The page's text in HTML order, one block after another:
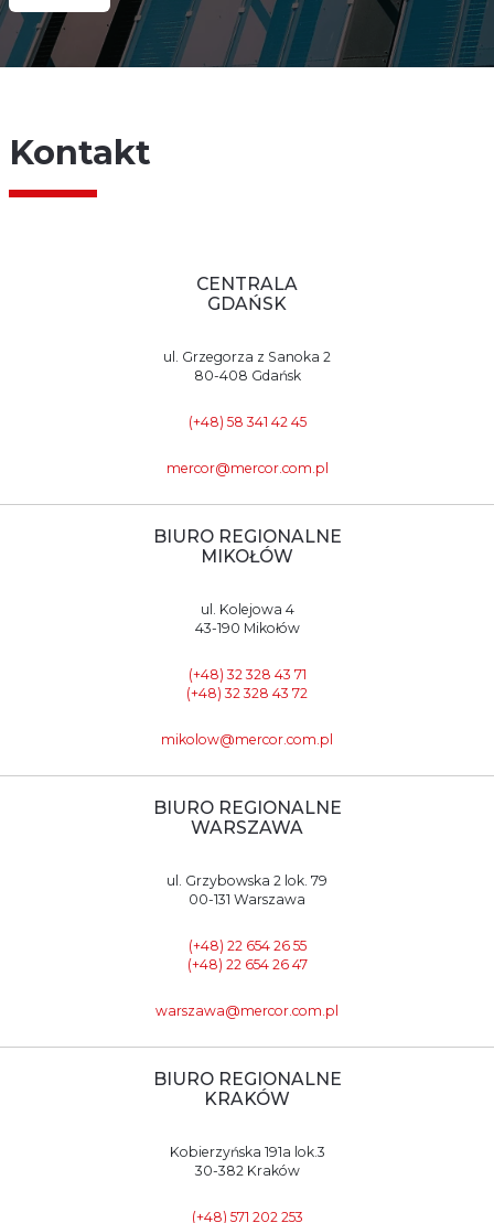
Kontakt
CENTRALA
GDAŃSK
ul. Grzegorza z Sanoka 2
80-408 Gdańsk
(+48) 58 341 42 45
mercor@mercor.com.pl
BIURO REGIONALNE
MIKOŁÓW
ul. Kolejowa 4
43-190 Mikołów
(+48) 32 328 43 71
(+48) 32 328 43 72
mikolow@mercor.com.pl
BIURO REGIONALNE
WARSZAWA
ul. Grzybowska 2 lok. 79
00-131 Warszawa
(+48) 22 654 26 55
(+48) 22 654 26 47
warszawa@mercor.com.pl
BIURO REGIONALNE
KRAKÓW
Kobierzyńska 191a lok.3
30-382 Kraków
(+48) 571 202 253